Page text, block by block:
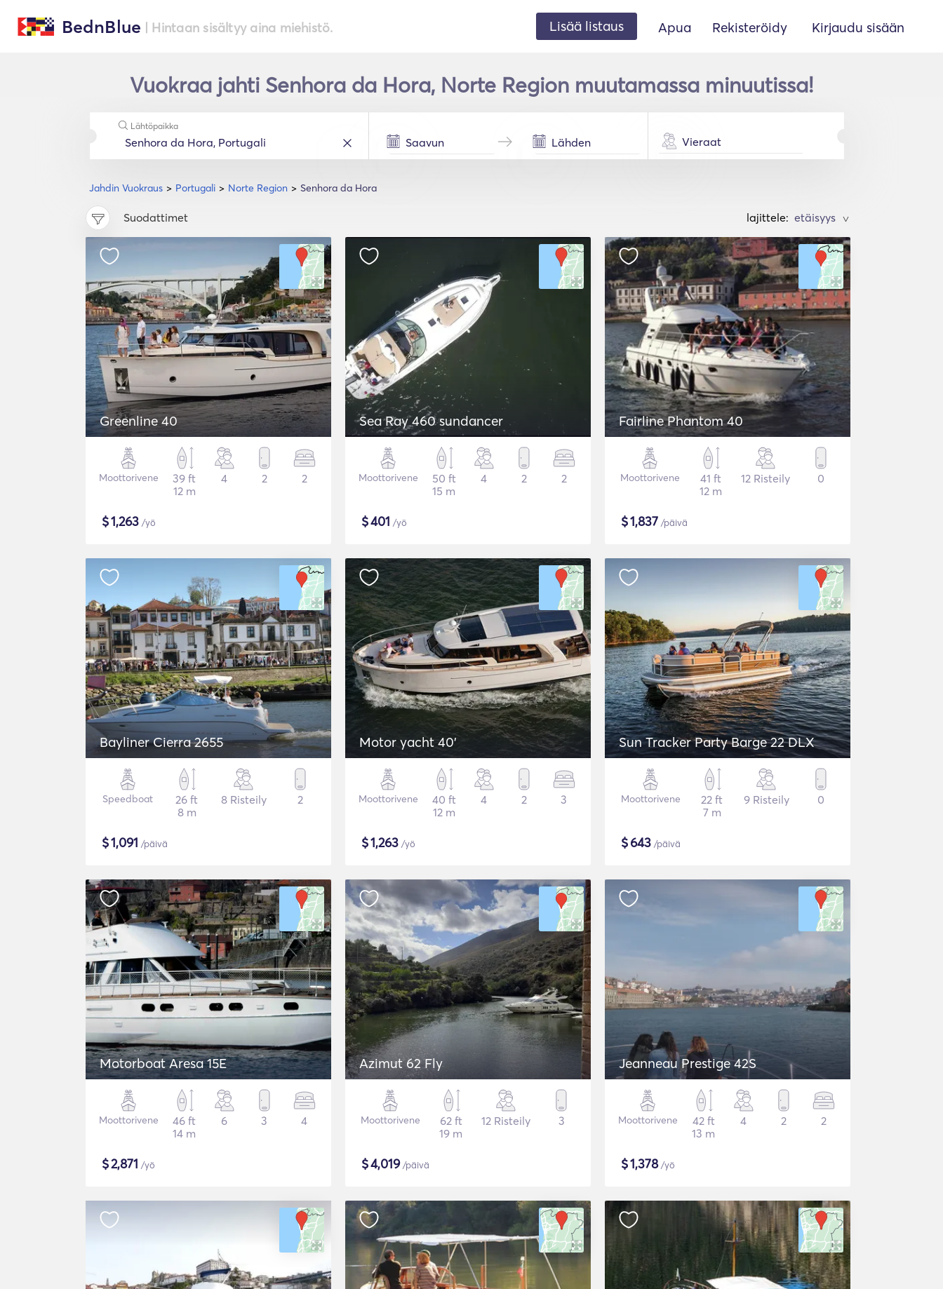
BednBlue | Hintaan sisältyy aina miehistö. Lisää listaus Apua Rekisteröidy Kirjaudu sisään
Vuokraa jahti Senhora da Hora, Norte Region muutamassa minuutissa!
Jahdin Vuokraus Portugali Norte Region Senhora da Hora
Lähtöpaikka
Vieraat
Suodattimet lajittele: >
Greenline 40
Moottorivene
39 ft
12 m
4 2 2
$1,263 /yö
Sea Ray 460 sundancer
Moottorivene
50 ft
15 m
4 2 2
$401 /yö
Fairline Phantom 40
Moottorivene
41 ft
12 m
12 Risteily 0
$1,837 /päivä
Bayliner Cierra 2655
Speedboat
26 ft
8 m
8 Risteily 2
$1,091 /päivä
Motor yacht 40'
Moottorivene
40 ft
12 m
4 2 3
$1,263 /yö
Sun Tracker Party Barge 22 DLX
Moottorivene
22 ft
7 m
9 Risteily 0
$643 /päivä
Motorboat Aresa 15E
Moottorivene
46 ft
14 m
6 3 4
$2,871 /yö
Azimut 62 Fly
Moottorivene
62 ft
19 m
12 Risteily 3
$4,019/päivä
Jeanneau Prestige 42S
Moottorivene
42 ft
13 m
4 2 2
$1,378/yö